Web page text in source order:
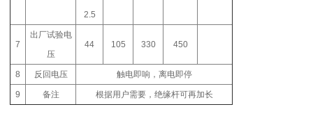
2.5
7
出厂试验电
压
44 105 330 450
8 反回电压 触电即响，离电即停
9 备注 根据用户需要，绝缘杆可再加长